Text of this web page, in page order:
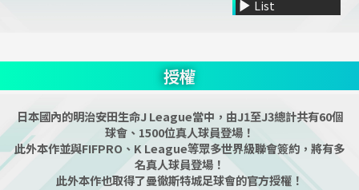
List
授權
日本國內的明治安田生命J League當中，由J1至J3總計共有60個
球會、1500位真人球員登場！
此外本作並與FIFPRO、K League等眾多世界級聯會簽約，將有多
名真人球員登場！
此外本作也取得了曼徹斯特城足球會的官方授權！